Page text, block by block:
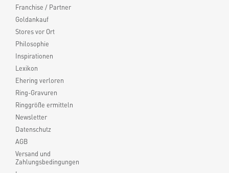
Franchise / Partner
Goldankauf
Stores vor Ort
Philosophie
Inspirationen
Lexikon
Ehering verloren
Ring-Gravuren
Ringgröße ermitteln
Newsletter
Datenschutz
AGB
Versand und
Zahlungsbedingungen